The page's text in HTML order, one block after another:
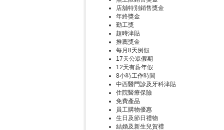
店舖特別銷售獎金
年終獎金
勤工獎
超時津貼
推薦獎金
每月8天例假
17天公眾假期
12天有薪年假
8小時工作時間
中西醫門診及牙科津貼
住院醫療保險
免費產品
員工購物優惠
生日及節日禮物
結婚及新生兒賀禮